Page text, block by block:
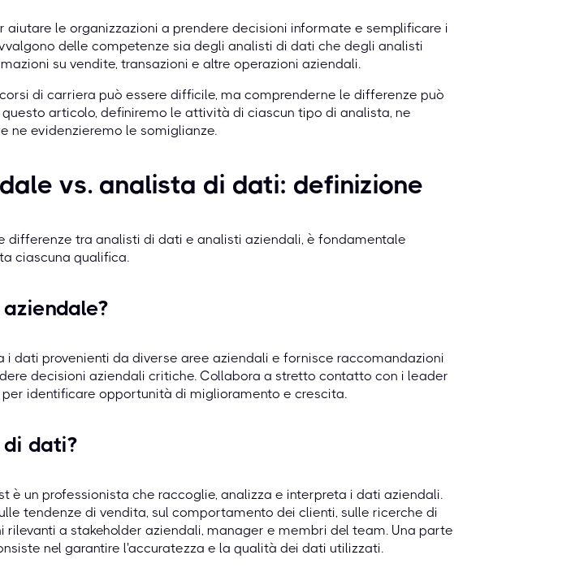
aiutare le organizzazioni a prendere decisioni informate e semplificare i
delle competenze sia degli analisti di dati che degli analisti
su vendite, transazioni e altre operazioni aziendali.
di carriera può essere difficile, ma comprenderne le differenze può
articolo, definiremo le attività di ciascun tipo di analista, ne
ne evidenzieremo le somiglianze.
vs. analista di dati: definizione
differenze tra analisti di dati e analisti aziendali, è fondamentale
ciascuna qualifica.
i dati provenienti da diverse aree aziendali e fornisce raccomandazioni
decisioni aziendali critiche. Collabora a stretto contatto con i leader
identificare opportunità di miglioramento e crescita.
di dati?
è un professionista che raccoglie, analizza e interpreta i dati aziendali.
tendenze di vendita, sul comportamento dei clienti, sulle ricerche di
a stakeholder aziendali, manager e membri del team. Una parte
nel garantire l'accuratezza e la qualità dei dati utilizzati.